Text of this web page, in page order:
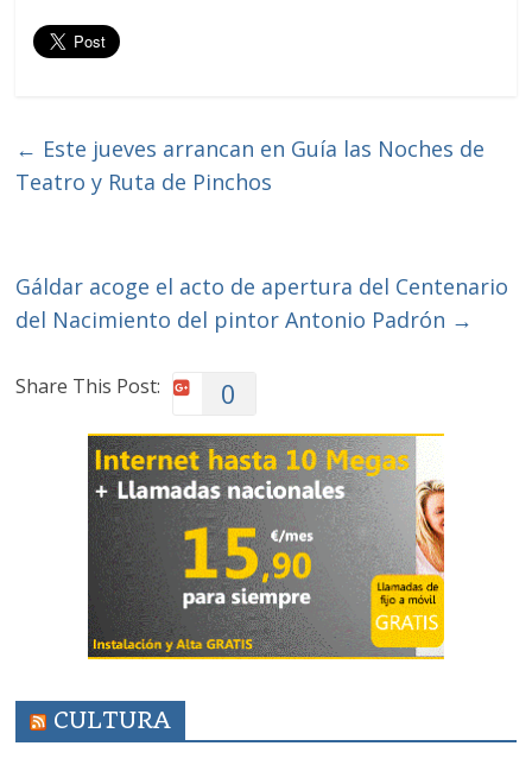
← Este jueves arrancan en Guía las Noches de
Teatro y Ruta de Pinchos
Gáldar acoge el acto de apertura del Centenario
del Nacimiento del pintor Antonio Padrón →
Share This Post: 0
CULTURA